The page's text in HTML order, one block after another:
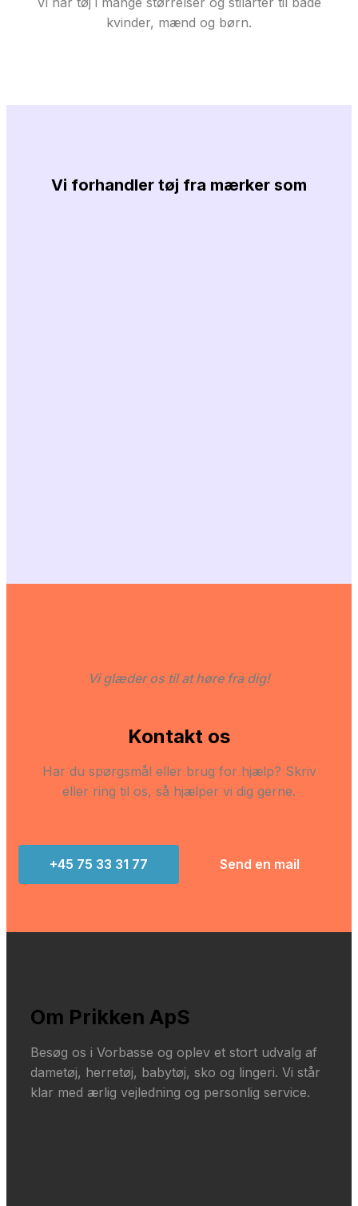
kvinder, mænd og børn.
Vi forhandler tøj fra mærker som
Vi glæder os til at høre fra dig!
Kontakt os
Har du spørgsmål eller brug for hjælp? Skriv
eller ring til os, så hjælper vi dig gerne.
+45 75 33 31 77 Send en mail
Om Prikken ApS
Besøg os i Vorbasse og oplev et stort udvalg af
dametøj, herretøj, babytøj, sko og lingeri. Vi står
klar med ærlig vejledning og personlig service.